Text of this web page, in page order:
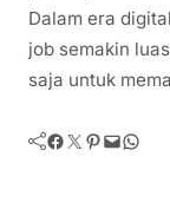
Dalam era
job semakin
saja untuk
Facebook Twitter Pinterest Mail WhatsApp